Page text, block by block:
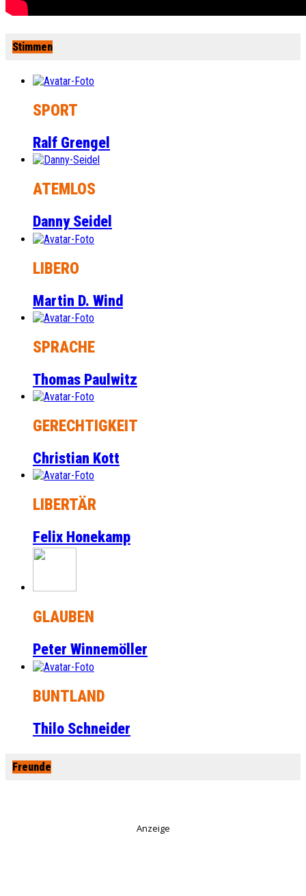
Stimmen
SPORT
Ralf Grengel
ATEMLOS
Danny Seidel
LIBERO
Martin D. Wind
SPRACHE
Thomas Paulwitz
GERECHTIGKEIT
Christian Kott
LIBERTÄR
Felix Honekamp
GLAUBEN
Peter Winnemöller
BUNTLAND
Thilo Schneider
Freunde
Anzeige